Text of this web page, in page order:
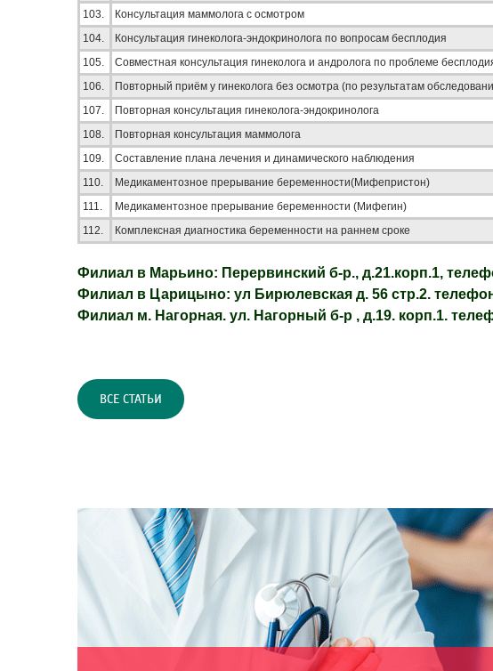
103.
Консультация маммолога с осмотром
104.
Консультация гинеколога-эндокринолога по вопросам бесплодия
105.
Совместная консультация гинеколога и андролога по проблеме
106.
Повторный приём у гинеколога без осмотра (по результатам
107.
Повторная консультация гинеколога-эндокринолога
108.
Повторная консультация маммолога
109.
Составление плана лечения и динамического наблюдения
110.
Медикаментозное прерывание беременности(Мифепристон)
111.
Медикаментозное прерывание беременности (Мифегин)
112.
Комплексная диагностика беременности на раннем сроке
Филиал в Марьино: Перервинский б-р., д.21.корп.1,
Филиал в Царицыно: ул Бирюлевская д. 56 стр.2.
Филиал м. Нагорная. ул. Нагорный б-р , д.19. корп.1.
ВСЕ СТАТЬИ